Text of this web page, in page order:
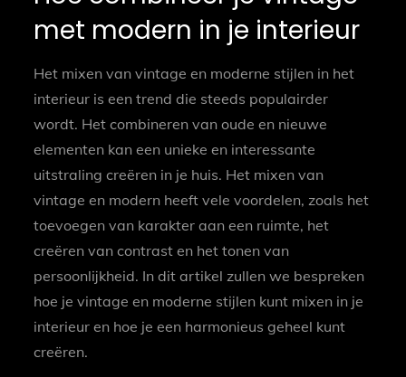
met modern in je interieur
Het mixen van vintage en moderne stijlen in het
interieur is een trend die steeds populairder
wordt. Het combineren van oude en nieuwe
elementen kan een unieke en interessante
uitstraling creëren in je huis. Het mixen van
vintage en modern heeft vele voordelen, zoals het
toevoegen van karakter aan een ruimte, het
creëren van contrast en het tonen van
persoonlijkheid. In dit artikel zullen we bespreken
hoe je vintage en moderne stijlen kunt mixen in je
interieur en hoe je een harmonieus geheel kunt
creëren.